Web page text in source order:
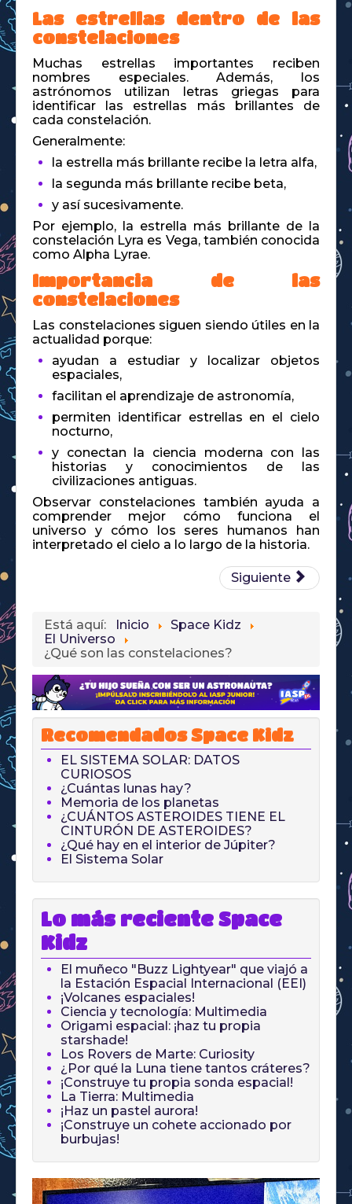
Las estrellas dentro de las
constelaciones
Muchas estrellas importantes reciben
nombres especiales. Además, los
astrónomos utilizan letras griegas para
identificar las estrellas más brillantes de
cada constelación.
Generalmente:
la estrella más brillante recibe la letra alfa,
la segunda más brillante recibe beta,
y así sucesivamente.
Por ejemplo, la estrella más brillante de la
constelación Lyra es Vega, también conocida
como Alpha Lyrae.
Importancia de las
constelaciones
Las constelaciones siguen siendo útiles en la
actualidad porque:
ayudan a estudiar y localizar objetos
espaciales,
facilitan el aprendizaje de astronomía,
permiten identificar estrellas en el cielo
nocturno,
y conectan la ciencia moderna con las
historias y conocimientos de las
civilizaciones antiguas.
Observar constelaciones también ayuda a
comprender mejor cómo funciona el
universo y cómo los seres humanos han
interpretado el cielo a lo largo de la historia.
Siguiente
Está aquí: Inicio
Space Kidz
El Universo
¿Qué son las constelaciones?
Recomendados Space Kidz
EL SISTEMA SOLAR: DATOS
CURIOSOS
¿Cuántas lunas hay?
Memoria de los planetas
¿CUÁNTOS ASTEROIDES TIENE EL
CINTURÓN DE ASTEROIDES?
¿Qué hay en el interior de Júpiter?
El Sistema Solar
Lo más reciente Space
Kidz
El muñeco "Buzz Lightyear" que viajó a
la Estación Espacial Internacional (EEI)
¡Volcanes espaciales!
Ciencia y tecnología: Multimedia
Origami espacial: ¡haz tu propia
starshade!
Los Rovers de Marte: Curiosity
¿Por qué la Luna tiene tantos cráteres?
¡Construye tu propia sonda espacial!
La Tierra: Multimedia
¡Haz un pastel aurora!
¡Construye un cohete accionado por
burbujas!